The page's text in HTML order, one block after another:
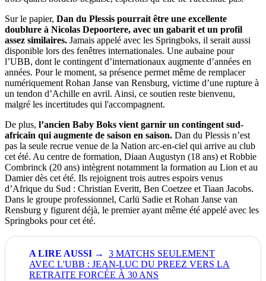
Sur le papier, Dan du Plessis pourrait être une excellente
doublure à Nicolas Depoortere, avec un gabarit et un profil
assez similaires. Jamais appelé avec les Springboks, il serait aussi
disponible lors des fenêtres internationales. Une aubaine pour
l’UBB, dont le contingent d’internationaux augmente d’années en
années. Pour le moment, sa présence permet même de remplacer
numériquement Rohan Janse van Rensburg, victime d’une rupture à
un tendon d’Achille en avril. Ainsi, ce soutien reste bienvenu,
malgré les incertitudes qui l'accompagnent.
De plus, l’ancien Baby Boks vient garnir un contingent sud-
africain qui augmente de saison en saison. Dan du Plessis n’est
pas la seule recrue venue de la Nation arc-en-ciel qui arrive au club
cet été. Au centre de formation, Diaan Augustyn (18 ans) et Robbie
Combrinck (20 ans) intègrent notamment la formation au Lion et au
Damier dès cet été. Ils rejoignent trois autres espoirs venus
d’Afrique du Sud : Christian Everitt, Ben Coetzee et Tiaan Jacobs.
Dans le groupe professionnel, Carlü Sadie et Rohan Janse van
Rensburg y figurent déjà, le premier ayant même été appelé avec les
Springboks pour cet été.
3 MATCHS SEULEMENT
AVEC L'UBB : JEAN-LUC DU PREEZ VERS LA
RETRAITE FORCÉE À 30 ANS